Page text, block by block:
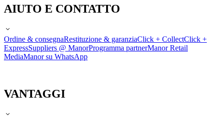
AIUTO E CONTATTO
Ordine & consegnaRestituzione & garanziaClick + CollectClick +
ExpressSuppliers @ ManorProgramma partnerManor Retail
MediaManor su WhatsApp
VANTAGGI